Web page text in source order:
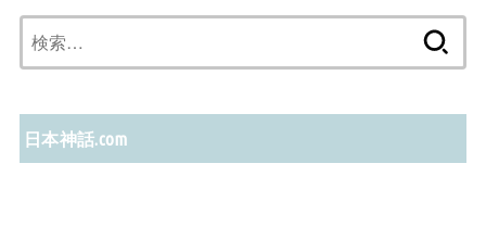
索:
日本神話.com